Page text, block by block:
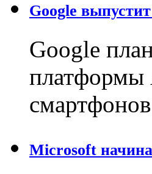
Google
Google
Microsoft